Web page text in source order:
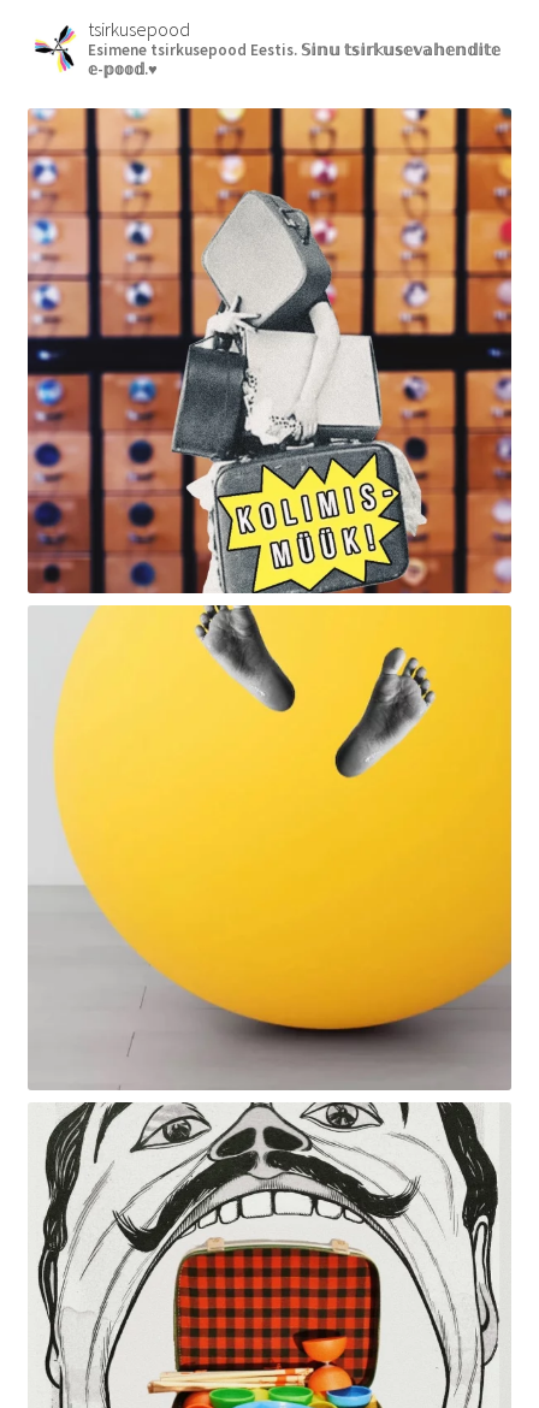
tsirkusepood
Esimene tsirkusepood Eestis. 𝕊𝕚𝕟𝕦 𝕥𝕤𝕚𝕣𝕜𝕦𝕤𝕖𝕧𝕒𝕙𝕖𝕟𝕕𝕚𝕥𝕖
𝕖-𝕡𝕠𝕠𝕕.♥︎